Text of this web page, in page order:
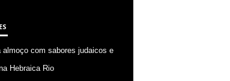
almoço com sabores judaicos e
Hebraica Rio